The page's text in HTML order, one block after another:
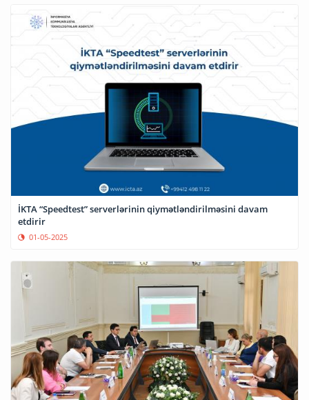
İKTA “Speedtest” serverlərinin qiymətləndirilməsini davam
etdirir
01-05-2025